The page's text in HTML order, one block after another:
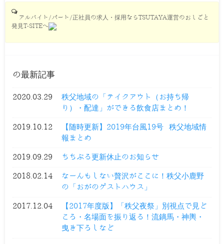
アルバイト/パート/正社員の求人・採用ならTSUTAYA運営のおしごと
発見T-SITEへ
の最新記事
2020.03.29
秩父地域の「テイクアウト（お持ち帰
り）・配達」ができる飲食店まとめ！
2019.10.12
【随時更新】2019年台風19号 秩父地域情
報まとめ
2019.09.29 ちちぶる更新休止のお知らせ
2018.02.14
なーんもしない贅沢がここに！秩父小鹿野
の「おがのゲストハウス」
2017.12.04
【2017年度版】「秩父夜祭」別視点で見ど
ころ・名場面を振り返る！流鏑馬・神輿・
曳き下ろしなど